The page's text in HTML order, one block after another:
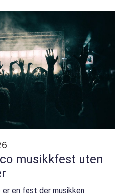
hjørner og under skråtak.
uten
er en fest der musikken